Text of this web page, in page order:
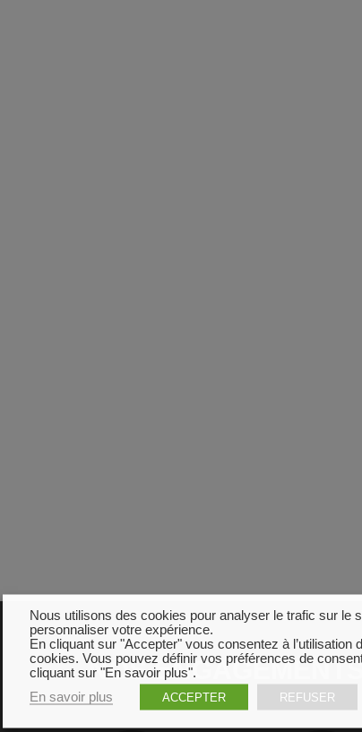
NOS
Nous utilisons des cookies pour analyser le trafic sur le
personnaliser votre expérience.
En cliquant sur "Accepter" vous consentez à l’utilisation
cookies. Vous pouvez définir vos préférences de
cliquant sur "En savoir plus".
En savoir plus
ACCEPTER REFUSER